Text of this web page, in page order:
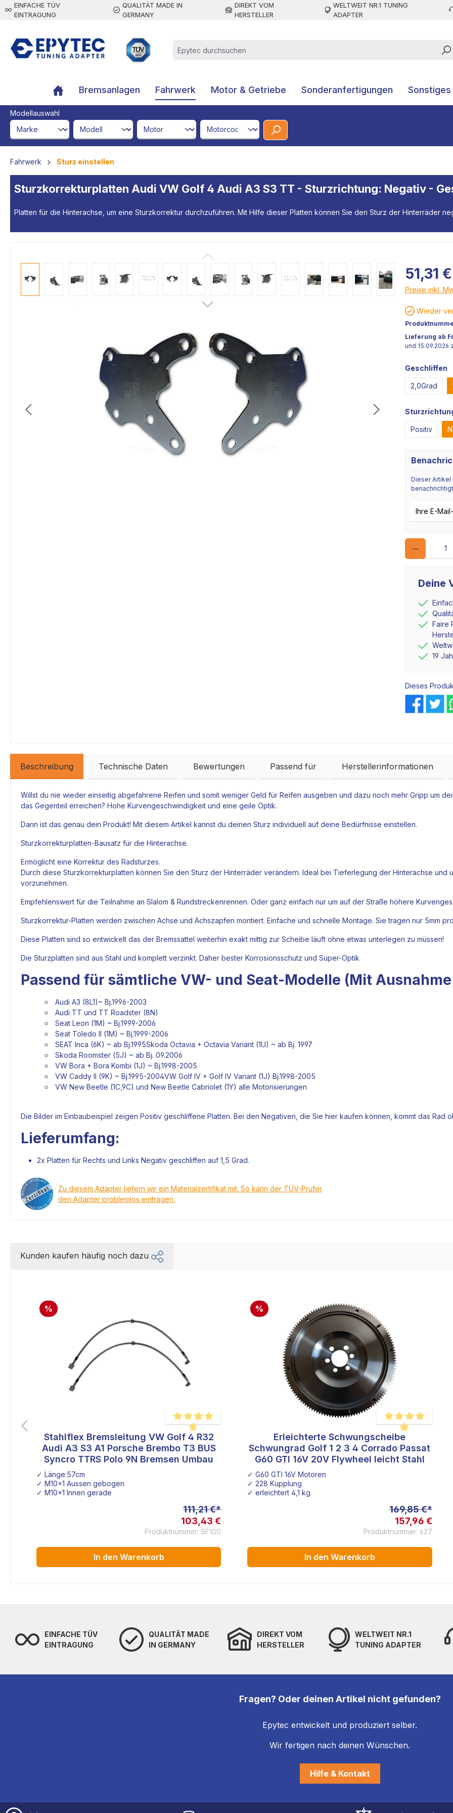
springen
EINFACHE TÜV
EINTRAGUNG
QUALITÄT MADE IN
GERMANY
DIREKT VOM
HERSTELLER
WELTWEIT NR.1 TUNING
ADAPTER
Bremsanlagen Fahrwerk Motor & Getriebe Sonderanfertigungen Sonstiges
Modellauswahl
brandId
modelId engineId engineCodeId
Fahrwerk Sturz einstellen
Sturzkorrekturplatten Audi VW Golf 4 Audi A3 S3 TT - Sturzrichtung: Negativ -
Platten für die Hinterachse, um eine Sturzkorrektur durchzuführen. Mit Hilfe dieser Platten können Sie den Sturz der Hinterräder
51,31
Preise inkl.
Wieder
Lieferung ab
und 15.09.2026
Geschliffen
2,0Grad
Positiv
Dieser Artikel
Deine
Faire
19
Dieses
Beschreibung Technische Daten Bewertungen Passend für Herstellerinformationen
Willst du nie wieder einseitig abgefahrene Reifen und somit weniger Geld für Reifen ausgeben und dazu noch mehr Gripp um
das Gegenteil erreichen? Hohe Kurvengeschwindigkeit und eine geile Optik.
Dann ist das genau dein Produkt! Mit diesem Artikel kannst du deinen Sturz individuell auf deine Bedürfnisse einstellen.
Sturzkorrekturplatten-Bausatz für die Hinterachse.
Ermöglicht eine Korrektur des Radsturzes.
Durch diese Sturzkorrekturplatten können Sie den Sturz der Hinterräder verändern. Ideal bei Tieferlegung der Hinterachse und
vorzunehmen.
Empfehlenswert für die Teilnahme an Slalom & Rundstreckenrennen. Oder ganz einfach nur um auf der Straße höhere
Sturzkorrektur-Platten werden zwischen Achse und Achszapfen montiert. Einfache und schnelle Montage. Sie tragen nur 5mm
Diese Platten sind so entwickelt das der Bremssattel weiterhin exakt mittig zur Scheibe läuft ohne etwas unterlegen zu müssen!
Die Sturzplatten sind aus Stahl und komplett verzinkt. Daher bester Korrosionsschutz und Super-Optik
Passend für sämtliche VW- und Seat-Modelle (Mit
Audi A3 (8L1)~ Bj.1996-2003
Audi TT und TT Roadster (8N)
Seat Leon (1M) ~ Bj.1999-2006
Seat Toledo II (1M) ~ Bj.1999-2006
SEAT Inca (6K) ~ ab Bj.1995Skoda Octavia + Octavia Variant (1U) ~ ab Bj. 1997
Skoda Roomster (5J) ~ ab Bj. 09.2006
VW Bora + Bora Kombi (1J) ~ Bj.1998-2005
VW Caddy II (9K) ~ Bj.1995-2004VW Golf IV + Golf IV Variant (1J) Bj.1998-2005
VW New Beetle (1C,9C) und New Beetle Cabriolet (1Y) alle Motorisierungen
Die Bilder im Einbaubeispiel zeigen Positiv geschliffene Platten. Bei den Negativen, die Sie hier kaufen können, kommt das Rad
Lieferumfang:
2x Platten für Rechts und Links Negativ geschliffen auf 1,5 Grad.
Zu diesem Adapter liefern wir ein Materialzertifikat mit. So kann der TÜV-Prüfer
den Adapter problemlos eintragen.
Kunden kaufen häufig noch dazu
Bewertung von 5 von 5 Sternen
%
Durchschnittliche Bewertung von 4.8 von 5 Sternen
Stahlflex Bremsleitung VW Golf 4 R32
Audi A3 S3 A1 Porsche Brembo T3 BUS
Syncro TTRS Polo 9N Bremsen Umbau
✓ Länge:57cm
✓ M10x1 Aussen gebogen
✓ M10x1 Innen gerade
111,21 €*
103,43 €
Produktnummer: SF100
In den Warenkorb
%
Durchschnittliche
Erleichterte Schwungscheibe
Schwungrad Golf 1 2 3 4 Corrado Passat
G60 GTI 16V 20V Flywheel leicht Stahl
✓ G60 GTI 16V Motoren
✓ 228 Kupplung
✓ erleichtert 4,1 kg
169,85 €*
157,96 €
Produktnummer: 627
In den Warenkorb
EINFACHE TÜV
EINTRAGUNG
QUALITÄT MADE
IN GERMANY
DIREKT VOM
HERSTELLER
WELTWEIT NR.1
TUNING ADAPTER
Fragen? Oder deinen Artikel nicht gefunden?
Epytec entwickelt und produziert selber.
Wir fertigen nach deinen Wünschen.
Hilfe & Kontakt